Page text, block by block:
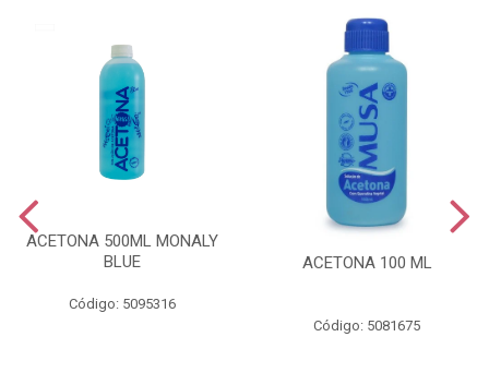
ACETONA 500ML MONALY
BLUE
Código: 5095316
ACETONA 100 ML
Código: 5081675